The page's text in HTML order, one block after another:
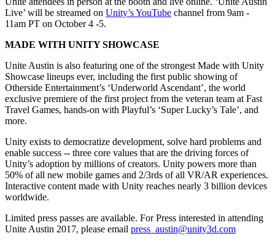
Live’ will be streamed on Unity’s YouTube channel from 9am -
11am PT on October 4 -5.
MADE WITH UNITY SHOWCASE
Unite Austin is also featuring one of the strongest Made with Unity
Showcase lineups ever, including the first public showing of
Otherside Entertainment’s ‘Underworld Ascendant’, the world
exclusive premiere of the first project from the veteran team at Fast
Travel Games, hands-on with Playful’s ‘Super Lucky’s Tale’, and
more.
Unity exists to democratize development, solve hard problems and
enable success -- three core values that are the driving forces of
Unity’s adoption by millions of creators. Unity powers more than
50% of all new mobile games and 2/3rds of all VR/AR experiences.
Interactive content made with Unity reaches nearly 3 billion devices
worldwide.
Limited press passes are available. For Press interested in attending
Unite Austin 2017, please email press_austin@unity3d.com